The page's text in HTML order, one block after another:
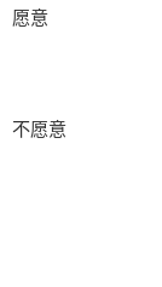
愿意
不愿意